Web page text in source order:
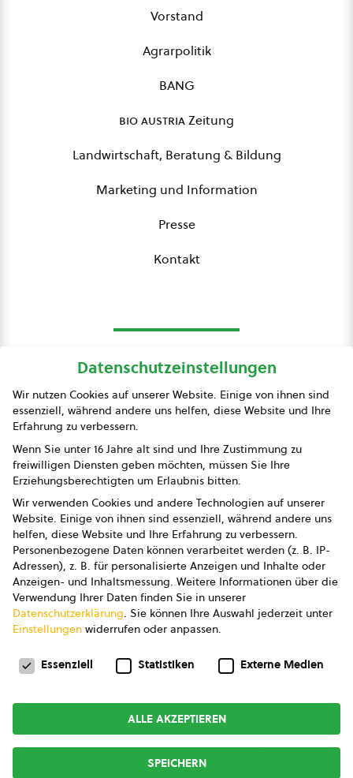
Vorstand
Agrarpolitik
BANG
bio austriaZeitung
Landwirtschaft, Beratung & Bildung
Marketing und Information
Presse
Kontakt
Presse
Impressum
Datenschutz
AGB
AGB Marketing GmbH
AGB Bildung
Newsletter
Copyright © 2026bio austria
Datenschutzeinstellungen
Wir nutzen Cookies auf unserer Website. Einige von ihnen sind
essenziell, während andere uns helfen, diese Website und Ihre
Erfahrung zu verbessern.
Wenn Sie unter 16 Jahre alt sind und Ihre Zustimmung zu
freiwilligen Diensten geben möchten, müssen Sie Ihre
Erziehungsberechtigten um Erlaubnis bitten.
Wir verwenden Cookies und andere Technologien auf unserer
Website. Einige von ihnen sind essenziell, während andere uns
helfen, diese Website und Ihre Erfahrung zu verbessern.
Personenbezogene Daten können verarbeitet werden (z. B. IP-
Adressen), z. B. für personalisierte Anzeigen und Inhalte oder
Anzeigen- und Inhaltsmessung. Weitere Informationen über die
Verwendung Ihrer Daten finden Sie in unserer
Datenschutzerklärung. Sie können Ihre Auswahl jederzeit unter
Einstellungen widerrufen oder anpassen.
Datenschutzeinstellungen
Essenziell Statistiken Externe Medien
ALLE AKZEPTIEREN
SPEICHERN